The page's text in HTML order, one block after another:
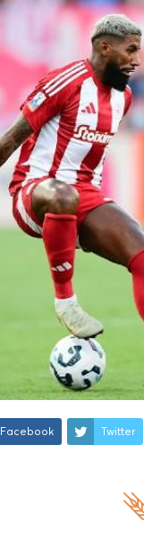
Facebook Twitter